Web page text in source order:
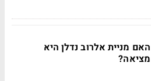
האם מניית אלרוב נדלן היא
מציאה?